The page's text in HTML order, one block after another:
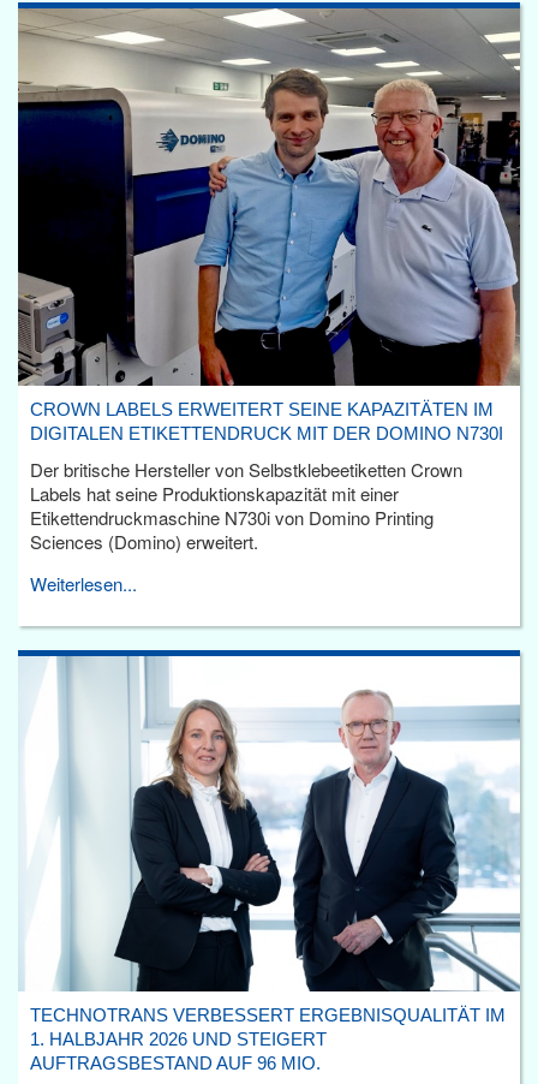
CROWN LABELS ERWEITERT SEINE KAPAZITÄTEN IM
DIGITALEN ETIKETTENDRUCK MIT DER DOMINO N730I
Der britische Hersteller von Selbstklebeetiketten Crown
Labels hat seine Produktionskapazität mit einer
Etikettendruckmaschine N730i von Domino Printing
Sciences (Domino) erweitert.
Weiterlesen...
TECHNOTRANS VERBESSERT ERGEBNISQUALITÄT IM
1. HALBJAHR 2026 UND STEIGERT
AUFTRAGSBESTAND AUF 96 MIO.